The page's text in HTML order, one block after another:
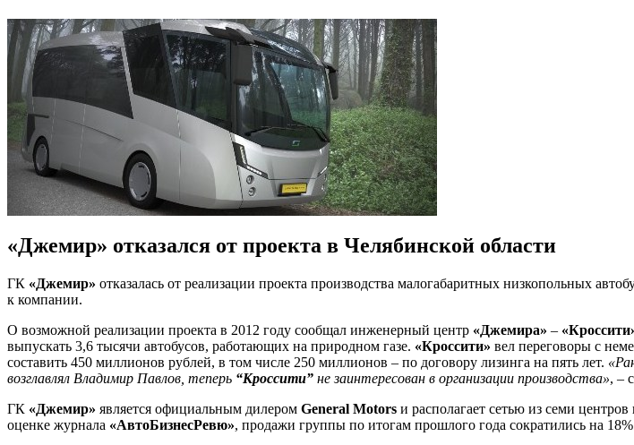
«Джемир» отказался от проекта в Челябинской области
ГК «Джемир» отказалась от реализации проекта производства малогабаритных низкопольных
к компании.
О возможной реализации проекта в 2012 году сообщал инженерный центр «Джемира» –
выпускать 3,6 тысячи автобусов, работающих на природном газе. «Кроссити» вел переговоры с
составить 450 миллионов рублей, в том числе 250 миллионов – по договору лизинга на пять лет.
возглавлял Владимир Павлов, теперь “Кроссити” не заинтересован в организации производства», –
ГК «Джемир» является официальным дилером General Motors и располагает сетью из семи
оценке журнала «АвтоБизнесРевю», продажи группы по итогам прошлого года сократились на